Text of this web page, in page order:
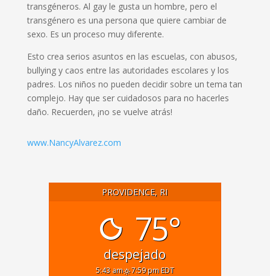
transgéneros. Al gay le gusta un hombre, pero el
transgénero es una persona que quiere cambiar de
sexo. Es un proceso muy diferente.
Esto crea serios asuntos en las escuelas, con abusos,
bullying ycaos entre las autoridades escolares y los
padres. Los niños no pueden decidir sobre un tema tan
complejo. Hay que ser cuidadosos para no hacerles
daño. Recuerden, ¡no se vuelve atrás!
www.NancyAlvarez.com
PROVIDENCE, RI
75°
despejado
5:43 am 7:59 pm EDT